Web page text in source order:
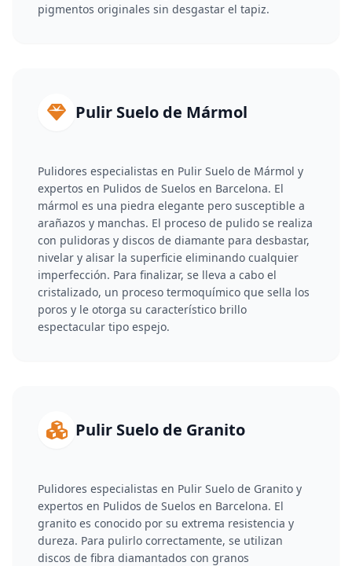
pigmentos originales sin desgastar el tapiz.
Pulir Suelo de Mármol
Pulidores especialistas en Pulir Suelo de Mármol y
expertos en Pulidos de Suelos en Barcelona. El
mármol es una piedra elegante pero susceptible a
arañazos y manchas. El proceso de pulido se realiza
con pulidoras y discos de diamante para desbastar,
nivelar y alisar la superficie eliminando cualquier
imperfección. Para finalizar, se lleva a cabo el
cristalizado, un proceso termoquímico que sella los
poros y le otorga su característico brillo
espectacular tipo espejo.
Pulir Suelo de Granito
Pulidores especialistas en Pulir Suelo de Granito y
expertos en Pulidos de Suelos en Barcelona. El
granito es conocido por su extrema resistencia y
dureza. Para pulirlo correctamente, se utilizan
discos de fibra diamantados con granos